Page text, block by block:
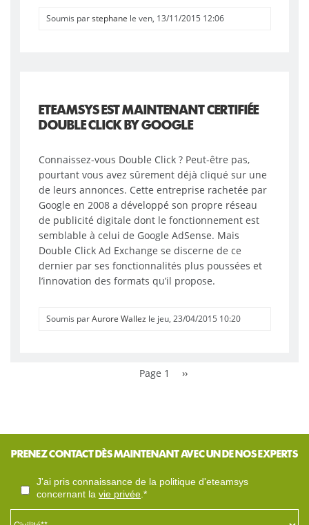
Soumis parstephane le ven, 13/11/2015 12:06
ETEAMSYS EST MAINTENANT CERTIFIÉE
DOUBLE CLICK BY GOOGLE
Connaissez-vous Double Click ? Peut-être pas,
pourtant vous avez sûrement déjà cliqué sur une
de leurs annonces. Cette entreprise rachetée par
Google en 2008 a développé son propre réseau
de publicité digitale dont le fonctionnement est
semblable à celui de Google AdSense. Mais
Double Click Ad Exchange se discerne de ce
dernier par ses fonctionnalités plus poussées et
l’innovation des formats qu’il propose.
Soumis parAurore Wallez le jeu, 23/04/2015 10:20
Page 1 ››
PRENEZ CONTACT DÈS MAINTENANT AVEC UN DE NOS EXPERTS
j'ai pris connaissance de la politique d'eteamsys
concernant la vie privée .*